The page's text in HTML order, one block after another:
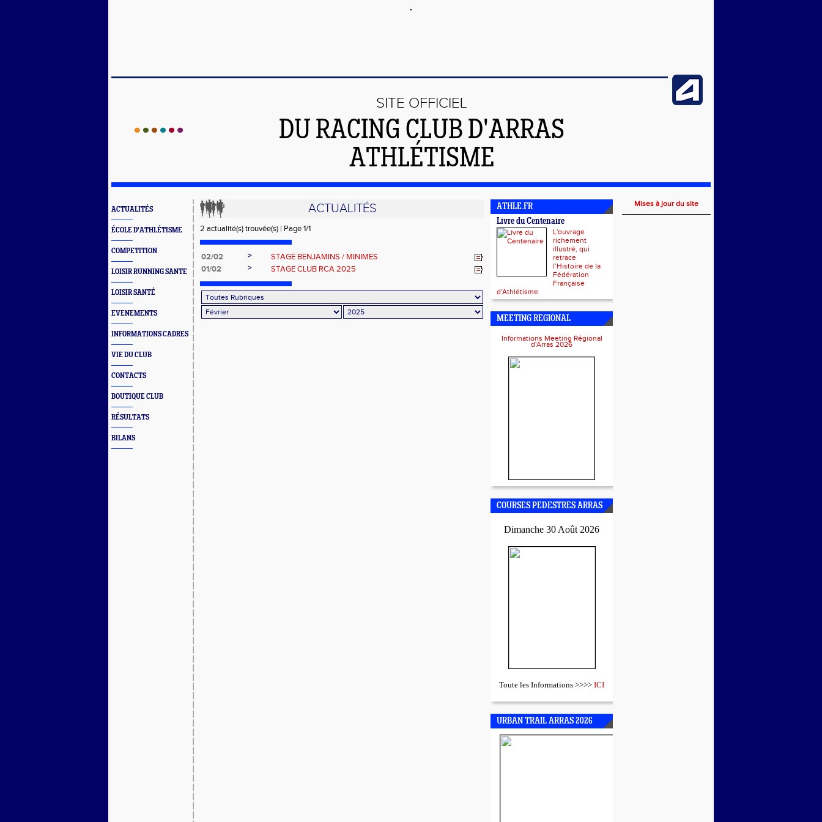
SITE OFFICIEL
DU RACING CLUB D'ARRAS
ATHLÉTISME
ACTUALITÉS
ÉCOLE D'ATHLÉTISME
COMPETITION
LOISIR RUNNING SANTE
LOISIR SANTÉ
EVENEMENTS
INFORMATIONS CADRES
VIE DU CLUB
CONTACTS
BOUTIQUE CLUB
RÉSULTATS
BILANS
ACTUALITÉS
2 actualité(s) trouvée(s) | Page 1/1
02/02 >
STAGE BENJAMINS / MINIMES
01/02
> STAGE CLUB RCA 2025
ATHLE.FR
Livre du Centenaire
L'ouvrage
richement
illustré, qui
retrace
l’Histoire de la
Fédération
Française
d'Athlétisme.
MEETING REGIONAL
Informations Meeting Régional
d'Arras 2026
COURSES PEDESTRES ARRAS
Dimanche 30 Août 2026
Toute les Informations >>>> ICI
URBAN TRAIL ARRAS 2026
Mises à jour du site